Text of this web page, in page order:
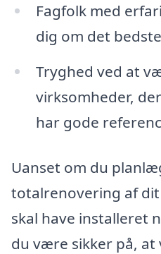
Fagfolk med
dig om det
Tryghed ved at
virksomheder,
har gode
Uanset om du
totalrenovering af
skal have installeret
du være sikker på,